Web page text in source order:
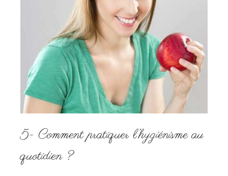
5- Comment pratiquer l’hygiénisme au
quotidien ?